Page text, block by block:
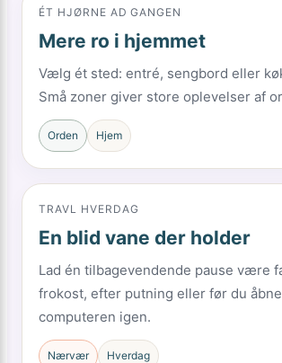
ÉT HJØRNE AD GANGEN
Mere ro i hjemmet
Vælg ét sted: entré, sengbord eller
Små zoner giver store oplevelser af
Orden Hjem
TRAVL HVERDAG
En blid vane der holder
Lad én tilbagevendende pause være
frokost, efter putning eller før du
computeren igen.
Nærvær Hverdag